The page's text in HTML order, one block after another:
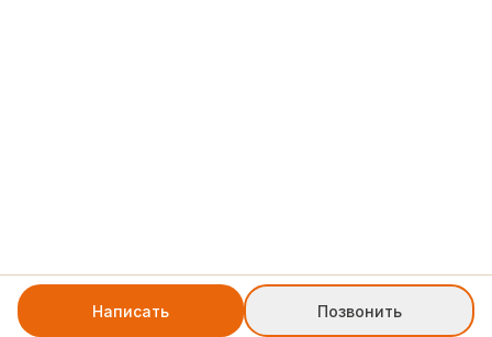
Написать Позвонить